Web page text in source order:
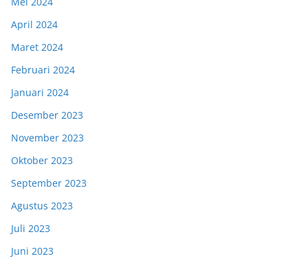
April 2024
Maret 2024
Februari 2024
Januari 2024
Desember 2023
November 2023
Oktober 2023
September 2023
Agustus 2023
Juli 2023
Juni 2023